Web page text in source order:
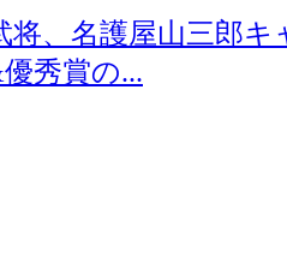
将、名護屋山三郎
秀賞の...